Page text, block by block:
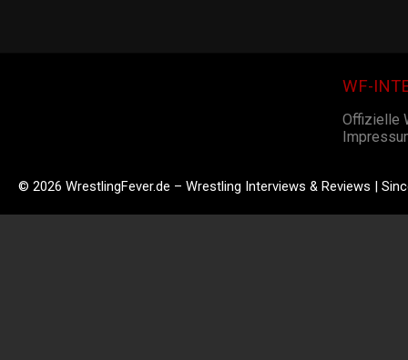
WF-
Offizielle
© 2026 WrestlingFever.de – Wrestling Interviews & Reviews |